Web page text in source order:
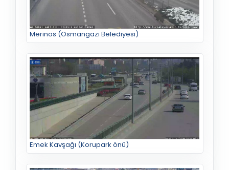
Merinos (Osmangazi Belediyesi)
Emek Kavşağı (Korupark önü)